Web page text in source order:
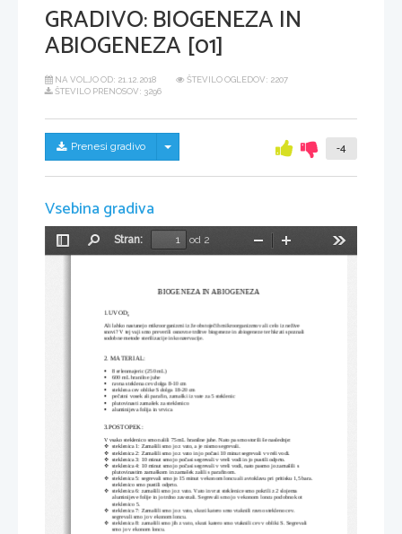
GRADIVO:BIOGENEZA IN
ABIOGENEZA [01]
NA VOLJO OD: 21.12.2018
ŠTEVILO OGLEDOV: 2207
ŠTEVILO PRENOSOV: 3296
Prenesi gradivo Skrij/prikaži meni -4
Vsebina gradiva
Preklopi
Stran:
od 2
Pomanjšaj
BIOGENEZA IN ABIOGENEZA
1.UVOD:
Ali lahko nastanejo mikroorganizmi iz že obstoječih mikroorganizmov ali celo iz nežive
snovi? V tej vaji smo preverili osnovne trditve biogeneze in abiogeneze ter hkrati spoznali
sodobne metode sterilizacije in konzervacije.
2. MATERIAL:

8 erlenmajeric (250 mL)

600 mL hranilne juhe

ravna steklena cev dolga 8-10 cm

steklena cev oblike S dolga 18-20 cm

pečatni vosek ali parafin, zamaški iz vate za 5 steklenic

plutovinasti zamašek za steklenico

aluminijeva folija in vrvica
3.POSTOPEK:
V vsako steklenico smo nalili 75 mL hranilne juhe. Nato pa smo storili še naslednje:

steklenica 1: Zamašili smo jo z vato, a je nismo segrevali.

steklenica 2: Zamašili smo jo z vato in jo počasi 10 minut segrevali v vreli vodi.

steklenica 3: 10 minut smo jo počasi segrevali v vreli vodi in jo pustili odprto.

steklenica 4: 10 minut smo jo počasi segrevali v vreli vodi, nato pasmo jo zamašili s
plutovinastim zamaškom in zamašek zalili s parafinom.

steklenica 5: segrevali smo jo 15 minut v ekonom loncu ali avtoklavu pri pritisku 1,5 bara.
steklenico smo pustili odprto.

steklenica 6: zamašili smo jo z vato. Vato in vrat steklenice smo pokrili z 2 slojema
aluminijeve folije in jo trdno zavezali. Segrevali smo jo v ekonom loncu podobno kot
steklenico 5.

steklenica 7: Zamašili smo jo z vato, skozi katero smo vtaknili ravno stekleno cev.
segrevali smo jo v ekonom loncu.

steklenica 8: zamašili smo jih z vato, skozi katero smo vtaknili cev v obliki S. Segrevali
smo jo v ekonom loncu.